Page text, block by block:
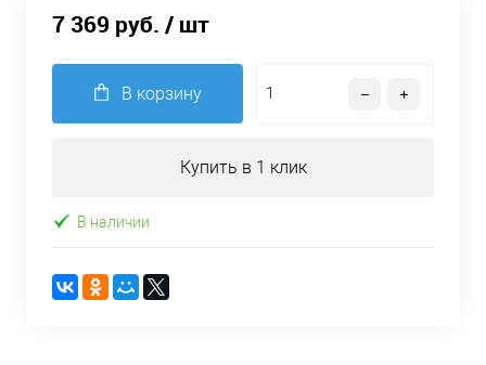
7 369 руб. / шт
В корзину
Купить в 1 клик
В наличии